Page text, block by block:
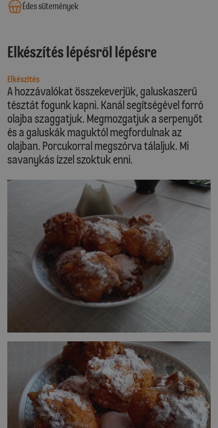
Édes sütemények
Elkészítés lépésről lépésre
Elkészítés
A hozzávalókat összekeverjük, galuskaszerű
tésztát fogunk kapni. Kanál segítségével forró
olajba szaggatjuk. Megmozgatjuk a serpenyőt
és a galuskák maguktól megfordulnak az
olajban. Porcukorral megszórva tálaljuk. Mi
savanykás ízzel szoktuk enni.